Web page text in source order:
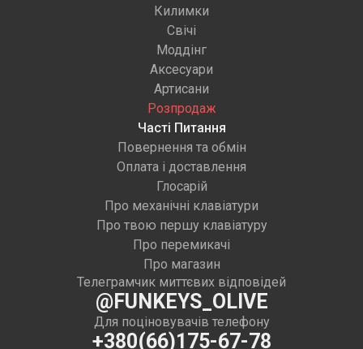
Килимки
Свічі
Моддінг
Аксесуари
Артисани
Розпродаж
Часті Питання
Повернення та обмін
Оплата і доставлення
Глосарій
Про механічні клавіатури
Про твою першу клавіатуру
Про перемикачі
Про магазин
Телеграмчик миттєвих відповідей
@FUNKEYS_OLIVE
Для поціновувачів телефону
+380(66)175-67-78